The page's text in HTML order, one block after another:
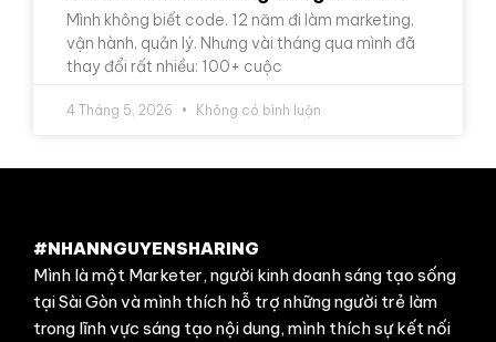
Mình không biết code. 12 năm đi làm marketing,
vận hành, quản lý. Nhưng vài tháng qua mình đã
thay đổi rất nhiều: 100+ cuộc
4 Tháng 5, 2026 Không có bình luận
#NHANNGUYENSHARING
Mình là một Marketer, người kinh doanh sáng tạo sống
tại Sài Gòn và mình thích hỗ trợ những người trẻ làm
trong lĩnh vực sáng tạo nội dung, mình thích sự kết nối